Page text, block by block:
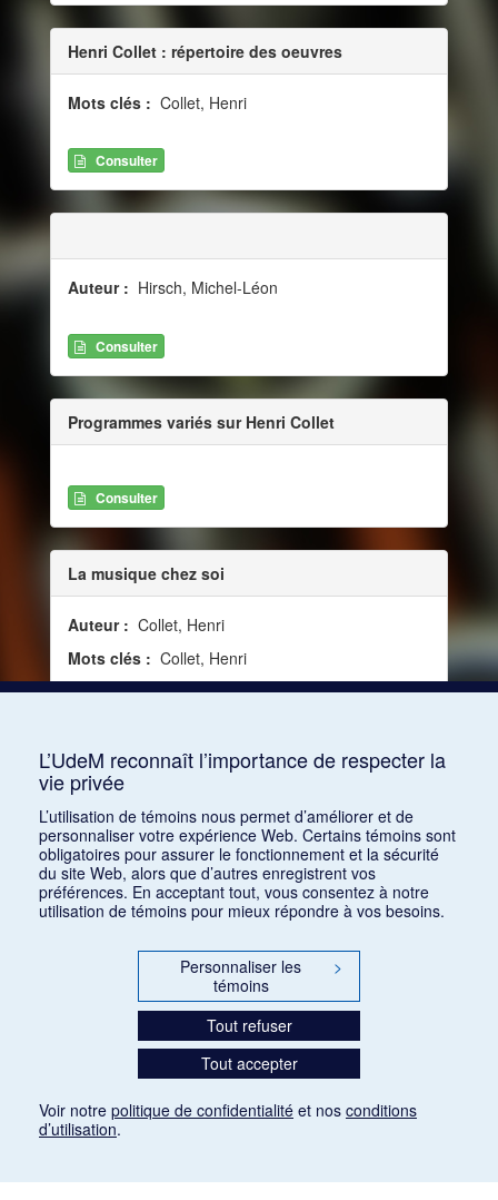
Henri Collet : répertoire des oeuvres
Mots clés : Collet, Henri
Consulter
Auteur : Hirsch, Michel-Léon
Consulter
Programmes variés sur Henri Collet
Consulter
La musique chez soi
Auteur : Collet, Henri
Mots clés : Collet, Henri
1 2 3 4 5 … 1168
L’UdeM reconnaît l’importance de respecter la
vie privée
L’utilisation de témoins nous permet d’améliorer et de
personnaliser votre expérience Web. Certains témoins sont
obligatoires pour assurer le fonctionnement et la sécurité
du site Web, alors que d’autres enregistrent vos
préférences. En acceptant tout, vous consentez à notre
utilisation de témoins pour mieux répondre à vos besoins.
Personnaliser les
témoins
>
Tout refuser
Tout accepter
Voir notre politique de confidentialité et nos conditions
d’utilisation.